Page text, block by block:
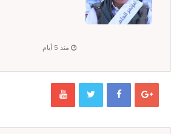
منذ 5 أيام